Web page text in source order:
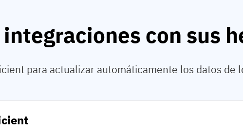
con sus
para actualizar automáticamente los datos de